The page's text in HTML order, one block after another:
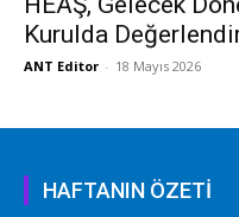
Kurulda
ANT Editor - 18 Mayıs 2026
HAFTANIN ÖZETİ